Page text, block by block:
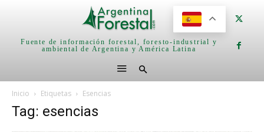
Fuente de información forestal, foresto-industrial y
ambiental de Argentina y América Latina
Inicio Etiquetas Esencias
Tag: esencias